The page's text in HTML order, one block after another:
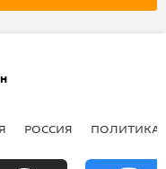
РОССИЯ ПОЛИТИКА